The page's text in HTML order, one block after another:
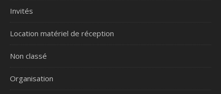
Invités
Location matériel de réception
Non classé
Organisation